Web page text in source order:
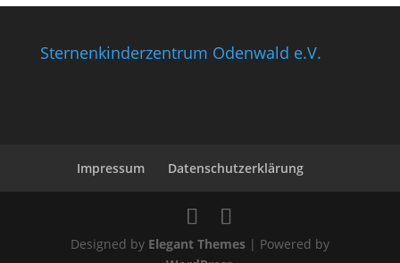
Sternenkinderzentrum Odenwald e.V.
Impressum Datenschutzerklärung
Designed by Elegant Themes| Powered by